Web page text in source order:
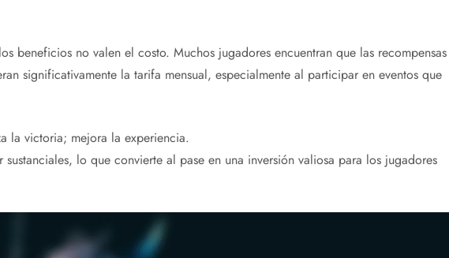
beneficios no valen el costo. Muchos jugadores encuentran que las recompensas
significativamente la tarifa mensual, especialmente al participar en eventos que
la victoria; mejora la experiencia.
sustanciales, lo que convierte al pase en una inversión valiosa para los jugadores